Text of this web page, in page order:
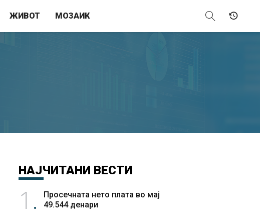
ЖИВОТ МОЗАИК
НАЈЧИТАНИ ВЕСТИ
1
Просечната нето плата во мај
49.544 денари